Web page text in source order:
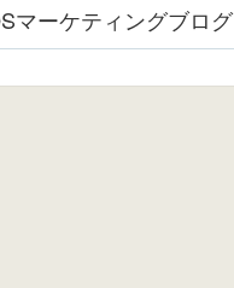
マーケティングブログ